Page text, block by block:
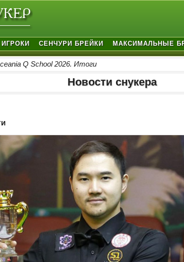
ИГРОКИ СЕНЧУРИ БРЕЙКИ МАКСИМАЛЬНЫЕ
Q School 2026. Итоги
Новости снукера